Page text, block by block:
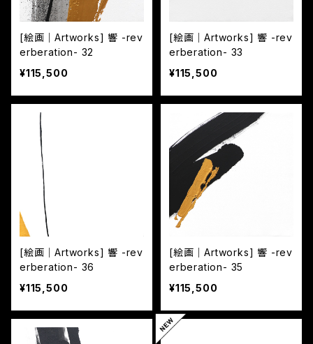
[絵画｜Artworks] 響 -rev
erberation- 32
¥115,500
[絵画｜Artworks] 響 -rev
erberation- 33
¥115,500
[絵画｜Artworks] 響 -rev
erberation- 36
¥115,500
[絵画｜Artworks] 響 -rev
erberation- 35
¥115,500